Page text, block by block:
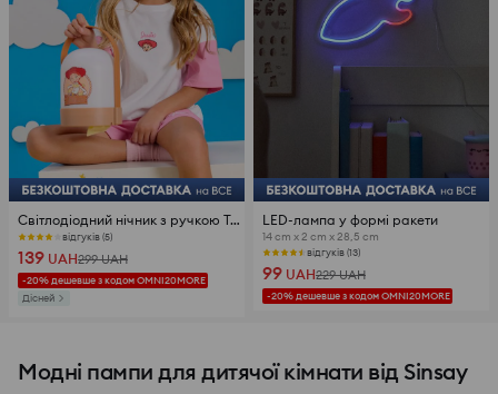
Світлодіодний нічник з ручкою Toy Story
відгуків (5)
139 UAH299 UAH
-20% дешевше з кодом OMNI20MORE
Дісней
LED-лампа у формі ракети
14 cm x 2 cm x 28,5 cm
відгуків (13)
99 UAH229 UAH
-20% дешевше з кодом OMNI20MORE
Модні пампи для дитячої кімнати від Sinsay